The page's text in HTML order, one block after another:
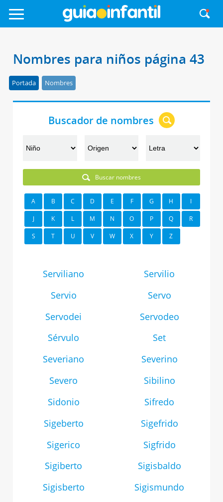
Nombres para niños página 43
Portada Nombres
Buscador de nombres
Buscar nombres
A B C D E F G H I
J K L M N O P Q R
S T U V W X Y Z
Serviliano
Servilio
Servio
Servo
Servodei
Servodeo
Sérvulo
Set
Severiano
Severino
Severo
Sibilino
Sidonio
Sifredo
Sigeberto
Sigefrido
Sigerico
Sigfrido
Sigiberto
Sigisbaldo
Sigisberto
Sigismundo